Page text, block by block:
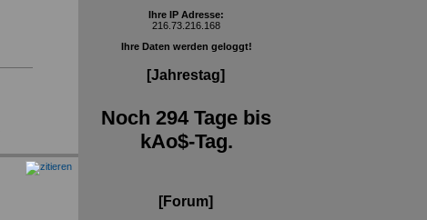
Ihre IP Adresse:
216.73.216.168
Ihre Daten werden geloggt!
[Jahrestag]
Noch 294 Tage bis
kAo$-Tag.
[Forum]